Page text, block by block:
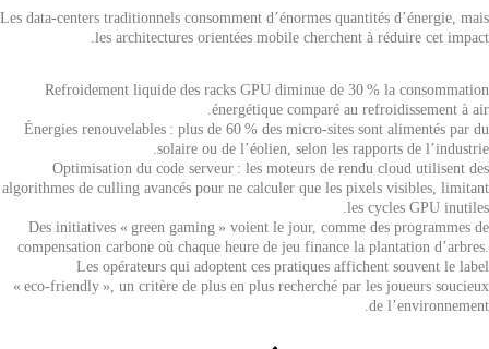
Les data‑centers traditionnels consomment d’énormes quantités d’énergie, mais
les architectures orientées mobile cherchent à réduire cet impact.
Refroidement liquide des racks GPU diminue de 30 % la consommation
énergétique comparé au refroidissement à air.
Énergies renouvelables : plus de 60 % des micro‑sites sont alimentés par du
solaire ou de l’éolien, selon les rapports de l’industrie.
Optimisation du code serveur : les moteurs de rendu cloud utilisent des
algorithmes de culling avancés pour ne calculer que les pixels visibles, limitant
les cycles GPU inutiles.
Des initiatives « green gaming » voient le jour, comme des programmes de
compensation carbone où chaque heure de jeu finance la plantation d’arbres.
Les opérateurs qui adoptent ces pratiques affichent souvent le label
« eco‑friendly », un critère de plus en plus recherché par les joueurs soucieux
de l’environnement.